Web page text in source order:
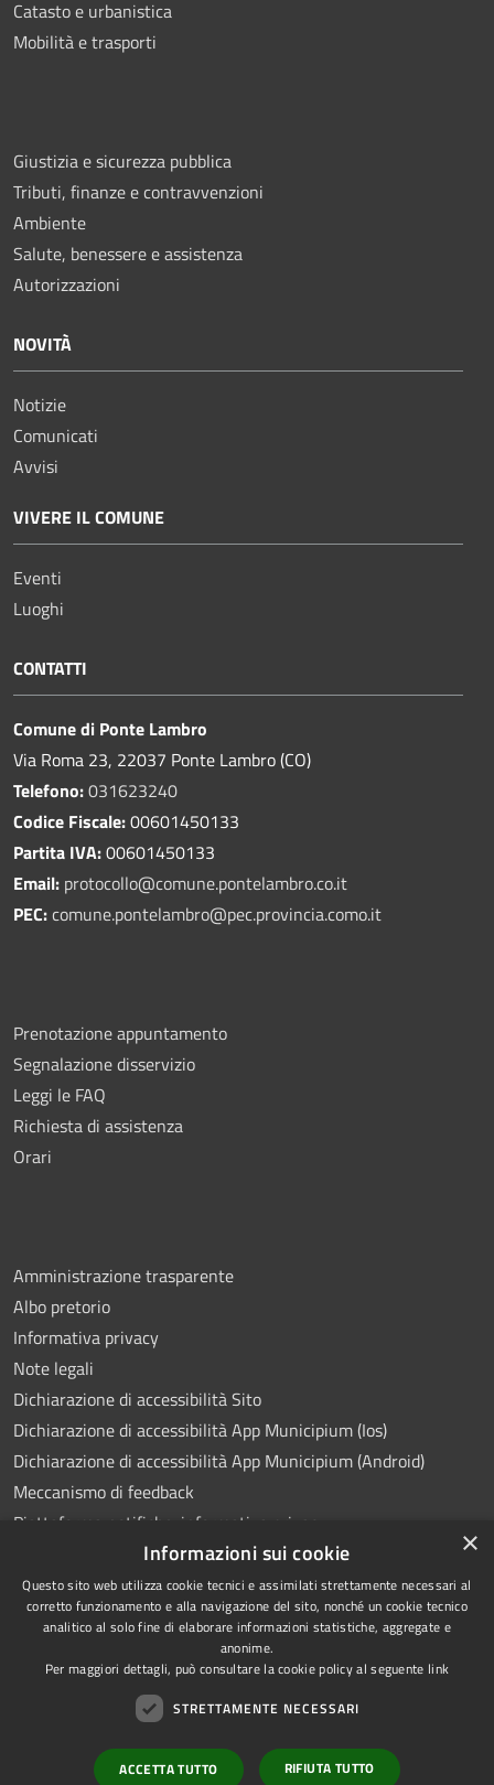
Catasto e urbanistica
Mobilità e trasporti
Giustizia e sicurezza pubblica
Tributi, finanze e contravvenzioni
Ambiente
Salute, benessere e assistenza
Autorizzazioni
NOVITÀ
Notizie
Comunicati
Avvisi
VIVERE IL COMUNE
Eventi
Luoghi
CONTATTI
Comune di Ponte Lambro
Via Roma 23, 22037 Ponte Lambro (CO)
Telefono:031623240
Codice Fiscale:00601450133
Partita IVA:00601450133
Email: protocollo@comune.pontelambro.co.it
PEC:comune.pontelambro@pec.provincia.como.it
Prenotazione appuntamento
Segnalazione disservizio
Leggi le FAQ
Richiesta di assistenza
Orari
Amministrazione trasparente
Albo pretorio
Informativa privacy
Note legali
Dichiarazione di accessibilità Sito
Dichiarazione di accessibilità App Municipium (Ios)
Dichiarazione di accessibilità App Municipium (Android)
Meccanismo di feedback
Piattaforma notifiche: informativa privacy
Videosorveglianza
Municipium•Accesso
×
Informazioni sui cookie
Questo sito web utilizza cookie tecnici e assimilati strettamente necessari al
corretto funzionamento e alla navigazione del sito, nonché un cookie tecnico
analitico al solo fine di elaborare informazioni statistiche, aggregate e
anonime.
Per maggiori dettagli, può consultare la cookie policy al seguente link
STRETTAMENTE NECESSARI
ACCETTA TUTTO RIFIUTA TUTTO